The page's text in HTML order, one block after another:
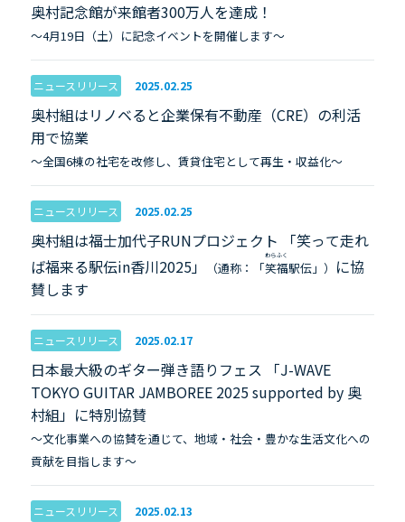
奥村記念館が来館者300万人を達成！
～4月19日（土）に記念イベントを開催します～
ニュースリリース 2025.02.25
奥村組はリノベると企業保有不動産（CRE）の利活
用で協業
～全国6棟の社宅を改修し、賃貸住宅として再生・収益化～
ニュースリリース 2025.02.25
奥村組は福士加代子RUNプロジェクト 「笑って走れ
ば福来る駅伝in香川2025」
（通称：「笑福
わらふく
駅伝」） に協
賛します
ニュースリリース 2025.02.17
日本最大級のギター弾き語りフェス 「J-WAVE
TOKYO GUITAR JAMBOREE 2025 supported by 奥
村組」に特別協賛
～文化事業への協賛を通じて、地域・社会・豊かな生活文化への
貢献を目指します～
ニュースリリース 2025.02.13